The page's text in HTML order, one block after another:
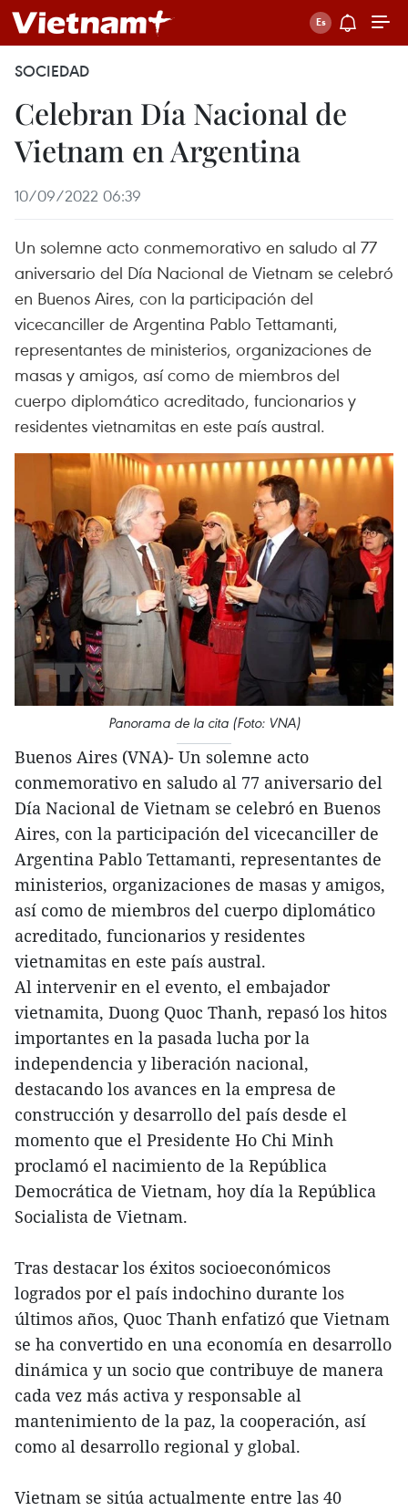
SOCIEDAD
Celebran Día Nacional de
Vietnam en Argentina
10/09/2022 06:39
Un solemne acto conmemorativo en saludo al 77
aniversario del Día Nacional de Vietnam se celebró
en Buenos Aires, con la participación del
vicecanciller de Argentina Pablo Tettamanti,
representantes de ministerios, organizaciones de
masas y amigos, así como de miembros del
cuerpo diplomático acreditado, funcionarios y
residentes vietnamitas en este país austral.
Panorama de la cita (Foto: VNA)
Buenos Aires (VNA)- Un solemne acto
conmemorativo en saludo al 77 aniversario del
Día Nacional de Vietnam se celebró en Buenos
Aires, con la participación del vicecanciller de
Argentina Pablo Tettamanti, representantes de
ministerios, organizaciones de masas y amigos,
así como de miembros del cuerpo diplomático
acreditado, funcionarios y residentes
vietnamitas en este país austral.
Al intervenir en el evento, el embajador
vietnamita, Duong Quoc Thanh, repasó los hitos
importantes en la pasada lucha por la
independencia y liberación nacional,
destacando los avances en la empresa de
construcción y desarrollo del país desde el
momento que el Presidente Ho Chi Minh
proclamó el nacimiento de la República
Democrática de Vietnam, hoy día la República
Socialista de Vietnam.
Tras destacar los éxitos socioeconómicos
logrados por el país indochino durante los
últimos años, Quoc Thanh enfatizó que Vietnam
se ha convertido en una economía en desarrollo
dinámica y un socio que contribuye de manera
cada vez más activa y responsable al
mantenimiento de la paz, la cooperación, así
como al desarrollo regional y global.
Vietnam se sitúa actualmente entre las 40